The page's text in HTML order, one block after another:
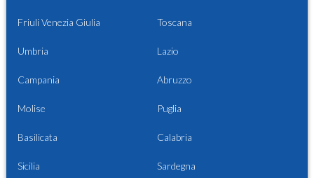
Friuli Venezia Giulia Toscana
Umbria Lazio
Campania Abruzzo
Molise Puglia
Basilicata Calabria
Sicilia Sardegna